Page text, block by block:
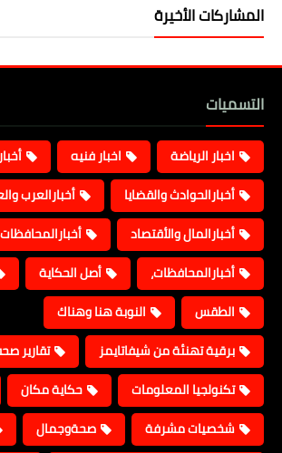
المشاركات الأخيرة
التسميات
اخبار الرياضة اخبار فنيه
أخبارالحوادث والقضايا
أخبارالعرب
أخبارالمال والأقتصاد
أخبارالمحافظات
أخبارالمحافظات،
أصل الحكاية
الطقس
النوبة هنا وهناك
برقية تهنئة من شيفاتايمز
تقارير
تكنولجيا المعلومات
حكاية مكان
شخصيات مشرفة
صحةوجمال